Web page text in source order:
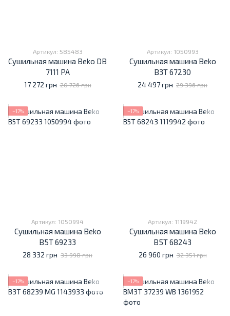
Артикул: 585483
Сушильная машина Beko DB
7111 PA
17 272 грн 20 726 грн
Артикул: 1050993
Сушильная машина Beko
B3T 67230
24 497 грн 29 396 грн
−17%
Артикул: 1050994
Сушильная машина Beko
B5T 69233
28 332 грн 33 998 грн
−17%
Артикул: 1119942
Сушильная машина Beko
B5T 68243
26 960 грн 32 351 грн
−17% −17%